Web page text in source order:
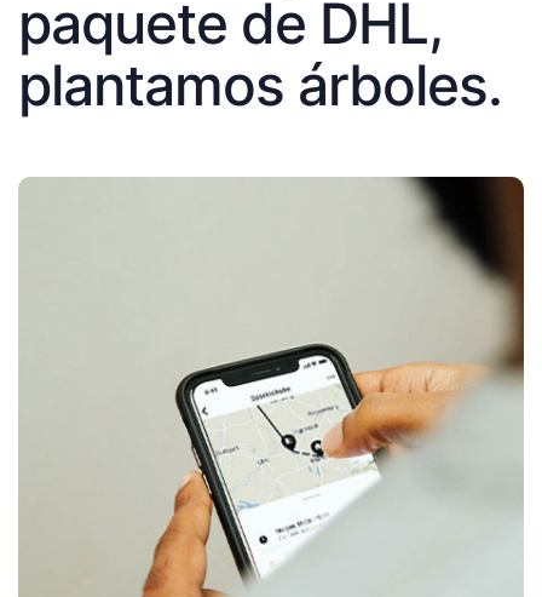
paquete de DHL,
plantamos árboles.